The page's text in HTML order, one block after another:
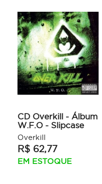
CD Overkill - Álbum
W.F.O - Slipcase
Overkill
R$ 62,77
EM ESTOQUE